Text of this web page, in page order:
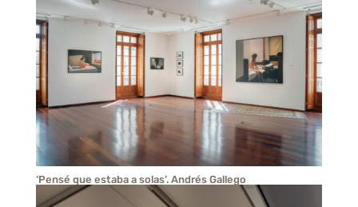
‘Pensé que estaba a solas’. Andrés Gallego